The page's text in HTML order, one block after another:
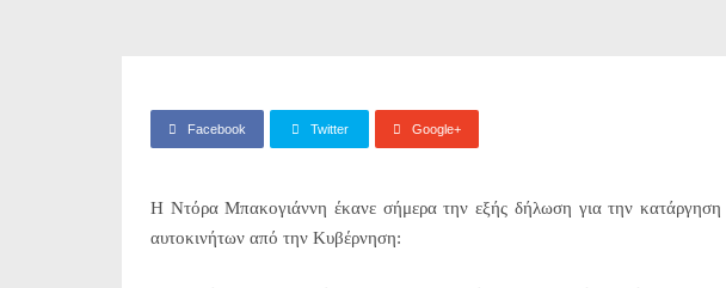
Facebook Twitter Google+
Η Ντόρα Μπακογιάννη έκανε σήμερα την εξής δήλωση για την
αυτοκινήτων από την Κυβέρνηση: